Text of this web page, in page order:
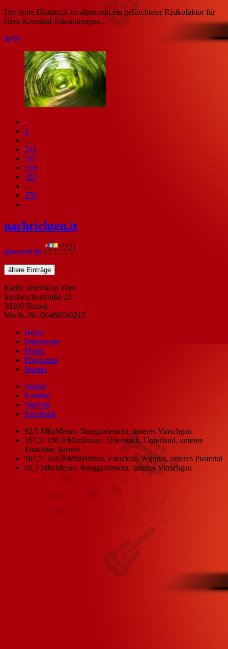
Der hohe Blutdruck ist allgemein ein gefürchteter Risikofaktor für
Herz-Kreislauf-Erkrankungen,...
mehr
1
…
332
333
334
335
…
379
nachrichten.it
powered by
ältere Einträge
Radio Television Tirol
Innsbruckerstraße 23
39100 Bozen
MwSt.-Nr. 00468740212
Home
Impressum
Musik
Programm
Sender
Sender
Kontakt
Sitemap
Facebook
92,5 MhzMeran, Burggrafenamt, unteres Vinschgau
107,2/ 106,9 MhzBozen, Überetsch, Unterland, unteres
Eisacktal, Sarntal
107,3/ 104,9 MhzBrixen, Eisacktal, Wipptal, unteres Pustertal
92,5 MhzMeran, Burggrafenamt, unteres Vinschgau